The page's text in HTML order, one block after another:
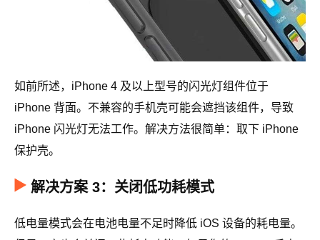
如前所述，iPhone 4 及以上型号的闪光灯组件位于
iPhone 背面。不兼容的手机壳可能会遮挡该组件，导致
iPhone 闪光灯无法工作。解决方法很简单：取下 iPhone
保护壳。
解决方案 3：关闭低功耗模式
低电量模式会在电池电量不足时降低 iOS 设备的耗电量。